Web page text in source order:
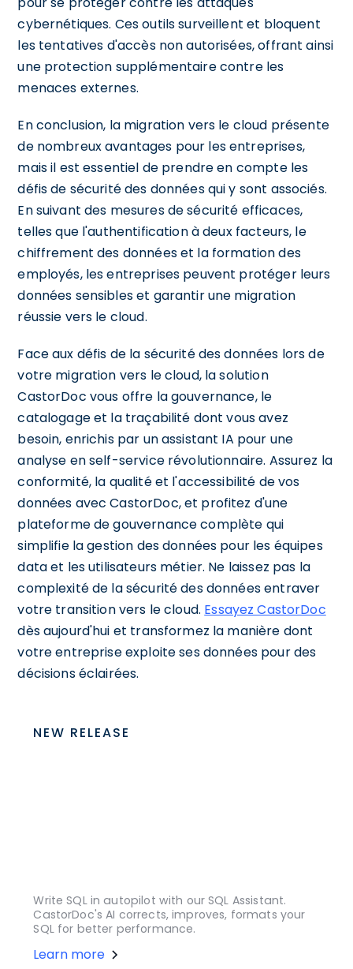
cybernétiques. Ces outils surveillent et bloquent
les tentatives d'accès non autorisées, offrant ainsi
une protection supplémentaire contre les
menaces externes.
En conclusion, la migration vers le cloud présente
de nombreux avantages pour les entreprises,
mais il est essentiel de prendre en compte les
défis de sécurité des données qui y sont associés.
En suivant des mesures de sécurité efficaces,
telles que l'authentification à deux facteurs, le
chiffrement des données et la formation des
employés, les entreprises peuvent protéger leurs
données sensibles et garantir une migration
réussie vers le cloud.
Face aux défis de la sécurité des données lors de
votre migration vers le cloud, la solution
CastorDoc vous offre la gouvernance, le
catalogage et la traçabilité dont vous avez
besoin, enrichis par un assistant IA pour une
analyse en self-service révolutionnaire. Assurez la
conformité, la qualité et l'accessibilité de vos
données avec CastorDoc, et profitez d'une
plateforme de gouvernance complète qui
simplifie la gestion des données pour les équipes
data et les utilisateurs métier. Ne laissez pas la
complexité de la sécurité des données entraver
votre transition vers le cloud. Essayez CastorDoc
dès aujourd'hui et transformez la manière dont
votre entreprise exploite ses données pour des
décisions éclairées.
NEW RELEASE
Write SQL in autopilot with our SQL Assistant.
CastorDoc's AI corrects, improves, formats your
SQL for better performance.
Learn more